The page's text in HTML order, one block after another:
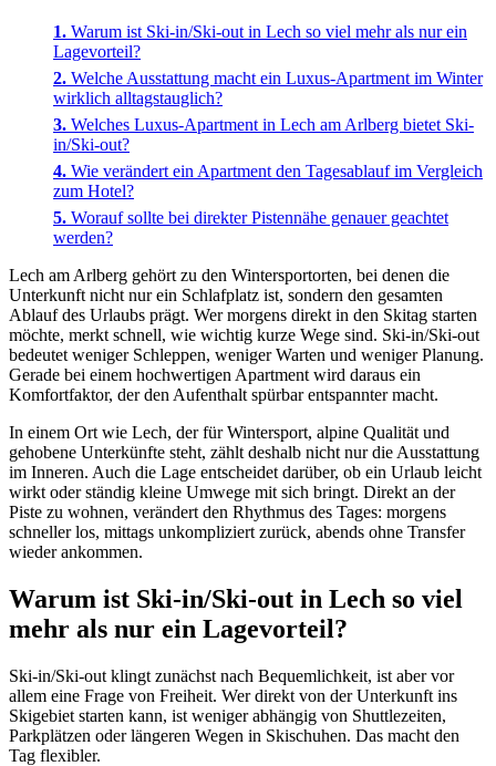
Warum ist Ski-in/Ski-out in Lech so viel mehr als nur ein
Lagevorteil?
Welche Ausstattung macht ein Luxus-Apartment im Winter
wirklich alltagstauglich?
Welches Luxus-Apartment in Lech am Arlberg bietet Ski-
in/Ski-out?
Wie verändert ein Apartment den Tagesablauf im Vergleich
zum Hotel?
Worauf sollte bei direkter Pistennähe genauer geachtet
werden?
Lech am Arlberg gehört zu den Wintersportorten, bei denen die
Unterkunft nicht nur ein Schlafplatz ist, sondern den gesamten
Ablauf des Urlaubs prägt. Wer morgens direkt in den Skitag starten
möchte, merkt schnell, wie wichtig kurze Wege sind. Ski-in/Ski-out
bedeutet weniger Schleppen, weniger Warten und weniger Planung.
Gerade bei einem hochwertigen Apartment wird daraus ein
Komfortfaktor, der den Aufenthalt spürbar entspannter macht.
In einem Ort wie Lech, der für Wintersport, alpine Qualität und
gehobene Unterkünfte steht, zählt deshalb nicht nur die Ausstattung
im Inneren. Auch die Lage entscheidet darüber, ob ein Urlaub leicht
wirkt oder ständig kleine Umwege mit sich bringt. Direkt an der
Piste zu wohnen, verändert den Rhythmus des Tages: morgens
schneller los, mittags unkompliziert zurück, abends ohne Transfer
wieder ankommen.
Warum ist Ski-in/Ski-out in Lech so viel
mehr als nur ein Lagevorteil?
Ski-in/Ski-out klingt zunächst nach Bequemlichkeit, ist aber vor
allem eine Frage von Freiheit. Wer direkt von der Unterkunft ins
Skigebiet starten kann, ist weniger abhängig von Shuttlezeiten,
Parkplätzen oder längeren Wegen in Skischuhen. Das macht den
Tag flexibler.